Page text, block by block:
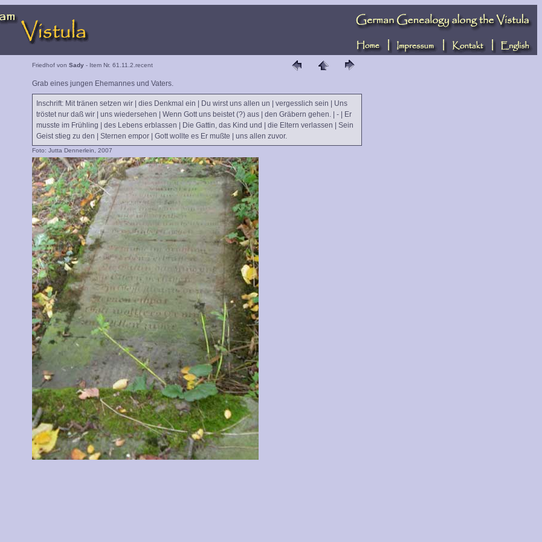
Friedhof von Sady- Item Nr. 61.11.2.recent
Grab eines jungen Ehemannes und Vaters.
Inschrift: Mit tränen setzen wir | dies Denkmal ein | Du wirst uns allen un | vergesslich sein | Uns
tröstet nur daß wir | uns wiedersehen | Wenn Gott uns beistet (?) aus | den Gräbern gehen. | - | Er
musste im Frühling | des Lebens erblassen | Die Gattin, das Kind und | die Eltern verlassen | Sein
Geist stieg zu den | Sternen empor | Gott wollte es Er mußte | uns allen zuvor.
Foto: Jutta Dennerlein, 2007